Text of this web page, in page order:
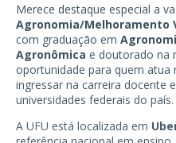
Merece destaque especial a
Agronomia/Melhoramento
com graduação em
Agronômica e doutorado na
oportunidade para quem atua
ingressar na carreira docente
universidades federais do país.
A UFU está localizada em